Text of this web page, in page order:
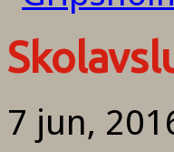
7 jun,